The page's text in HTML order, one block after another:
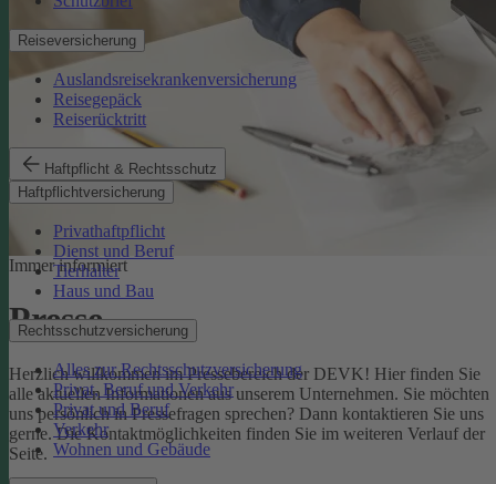
Reiseversicherung
Auslandsreisekrankenversicherung
Reisegepäck
Reiserücktritt
Haftpflicht & Rechtsschutz
Haftpflichtversicherung
Privathaftpflicht
Dienst und Beruf
Tierhalter
Haus und Bau
Rechtsschutzversicherung
Alles zur Rechtsschutzversicherung
Privat, Beruf und Verkehr
Privat und Beruf
Verkehr
Wohnen und Gebäude
Immer informiert
Presse
Herzlich willkommen im Pressebereich der DEVK! Hier finden Sie
alle aktuellen Informationen aus unserem Unternehmen. Sie möchten
uns persönlich in Pressefragen sprechen? Dann kontaktieren Sie uns
gerne. Die Kontaktmöglichkeiten finden Sie im weiteren Verlauf der
Seite.